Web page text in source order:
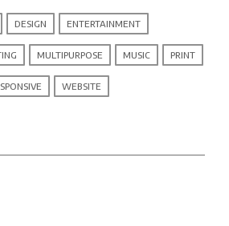
DESIGN ENTERTAINMENT
MULTIPURPOSE MUSIC PRINT
WEBSITE